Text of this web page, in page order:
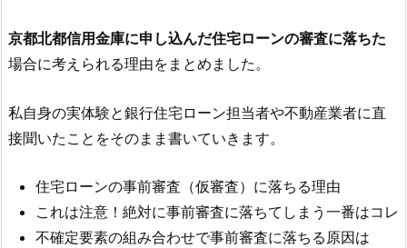
京都北都信用金庫に申し込んだ住宅ローンの審査に落ちた
場合に考えられる理由をまとめました。
私自身の実体験と銀行住宅ローン担当者や不動産業者に直
接聞いたことをそのまま書いていきます。
住宅ローンの事前審査（仮審査）に落ちる理由
これは注意！絶対に事前審査に落ちてしまう一番はコレ
不確定要素の組み合わせで事前審査に落ちる原因は